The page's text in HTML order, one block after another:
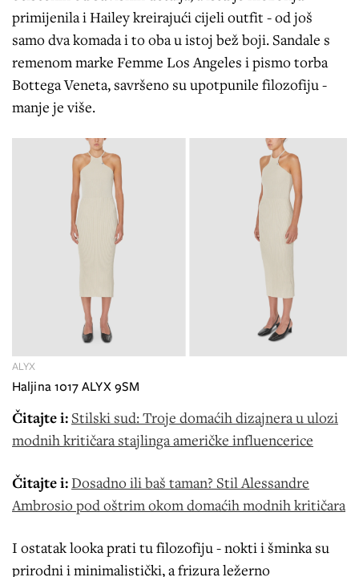
primijenila i Hailey kreirajući cijeli outfit - od još
samo dva komada i to oba u istoj bež boji. Sandale s
remenom marke Femme Los Angeles i pismo torba
Bottega Veneta, savršeno su upotpunile filozofiju -
manje je više.
Haljina 1017 ALYX 9SM
ALYX
Čitajte i: Stilski sud: Troje domaćih dizajnera u ulozi
modnih kritičara stajlinga američke influencerice
Čitajte i:Dosadno ili baš taman? Stil Alessandre
Ambrosio pod oštrim okom domaćih modnih kritičara
I ostatak looka prati tu filozofiju - nokti i šminka su
prirodni i minimalistički, a frizura ležerno